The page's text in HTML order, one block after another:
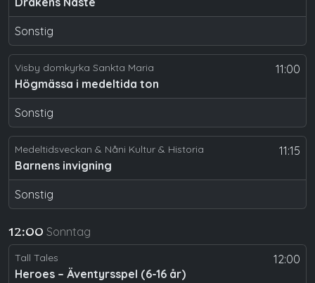
Sonstig
11:00
Visby domkyrka Sankta Maria
Högmässa i medeltida ton
Sonstig
11:15
Medeltidsveckan & Nåni Kultur & Historia
Barnens invigning
Sonstig
12:00 Sonntag
12:00
Tall Tales
Heroes – Äventyrsspel (6-16 år)